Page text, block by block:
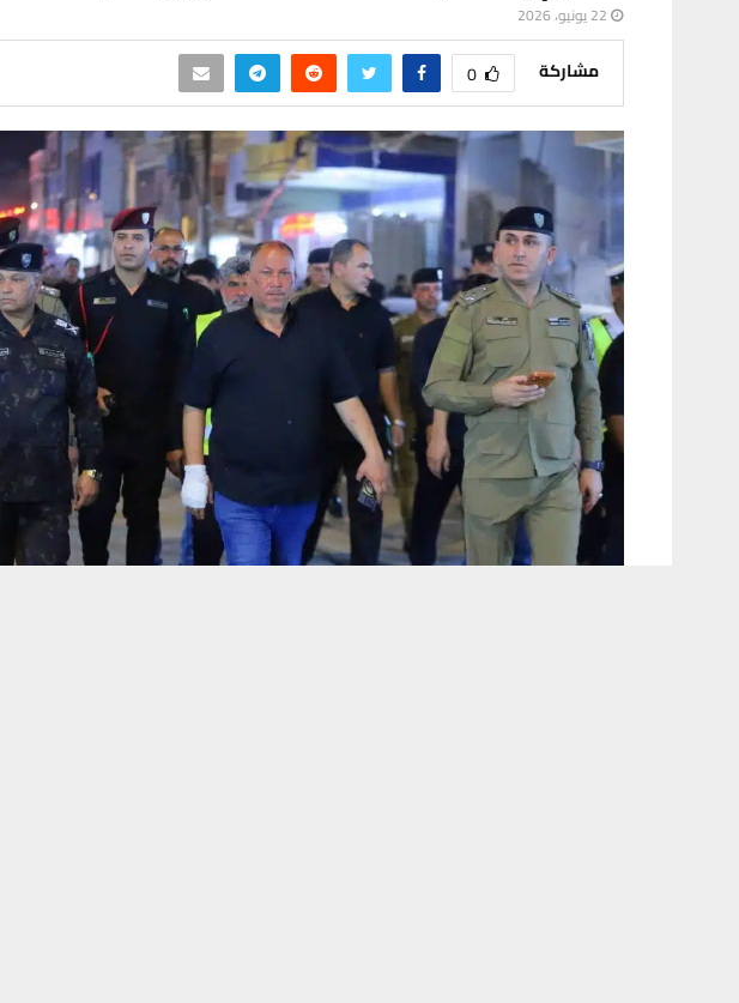
22 يونيو، 2026
مشاركة 0